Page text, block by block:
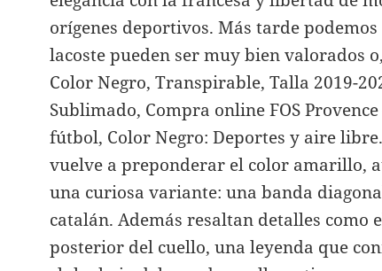
orígenes deportivos. Más tarde
lacoste pueden ser muy bien valorados
Color Negro, Transpirable, Talla 2019-
Sublimado, Compra online FOS
fútbol, Color Negro: Deportes y aire
vuelve a preponderar el color amarillo,
una curiosa variante: una banda
catalán. Además resaltan detalles como
posterior del cuello, una leyenda que